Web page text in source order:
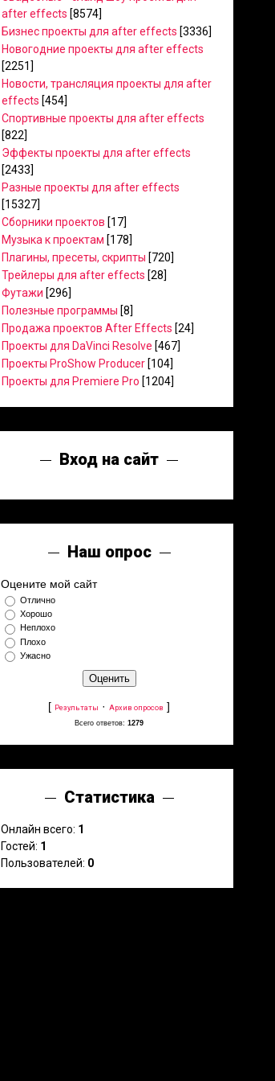
after effects [8574]
Бизнес проекты для after effects [3336]
Новогодние проекты для after effects
[2251]
Новости, трансляция проекты для after
effects [454]
Спортивные проекты для after effects
[822]
Эффекты проекты для after effects
[2433]
Разные проекты для after effects
[15327]
Сборники проектов [17]
Музыка к проектам [178]
Плагины, пресеты, скрипты [720]
Трейлеры для after effects [28]
Футажи [296]
Полезные программы [8]
Продажа проектов After Effects [24]
Проекты для DaVinci Resolve [467]
Проекты ProShow Producer [104]
Проекты для Premiere Pro [1204]
Вход на сайт
Наш опрос
Оцените мой сайт
Отлично
Хорошо
Неплохо
Плохо
Ужасно
[ Результаты · Архив опросов ]
Всего ответов: 1279
Статистика
Онлайн всего: 1
Гостей: 1
Пользователей: 0